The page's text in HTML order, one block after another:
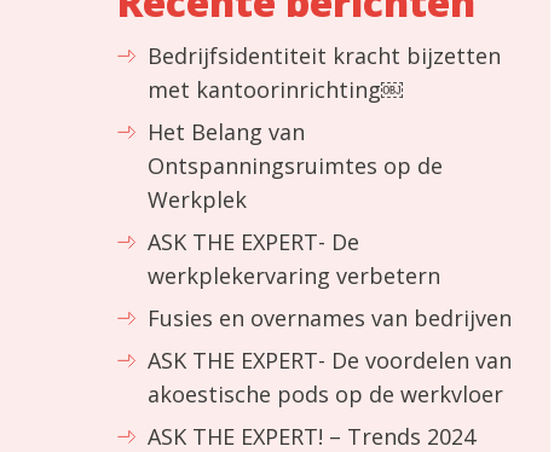
Bedrijfsidentiteit kracht bijzetten
met kantoorinrichting￼
Het Belang van
Ontspanningsruimtes op de
Werkplek
ASK THE EXPERT- De
werkplekervaring verbetern
Fusies en overnames van bedrijven
ASK THE EXPERT- De voordelen van
akoestische pods op de werkvloer
ASK THE EXPERT! – Trends 2024